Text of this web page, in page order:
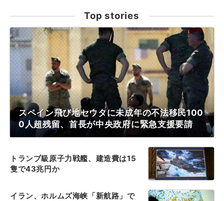
Top stories
スペイン飛び地セウタに未成年の不法移民100
0人超残留、首長が中央政府に緊急支援要請
トランプ級原子力戦艦、建造費は15
隻で43兆円か
イラン、ホルムズ海峡「新航路」で